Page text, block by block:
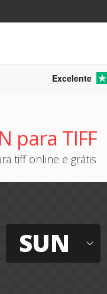
Excelente
para TIFF
tiff online e grátis
SUN